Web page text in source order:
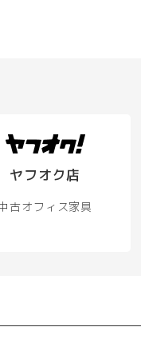
ヤフオク店
古オフィス家具